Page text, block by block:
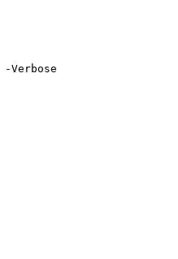
-Verbose